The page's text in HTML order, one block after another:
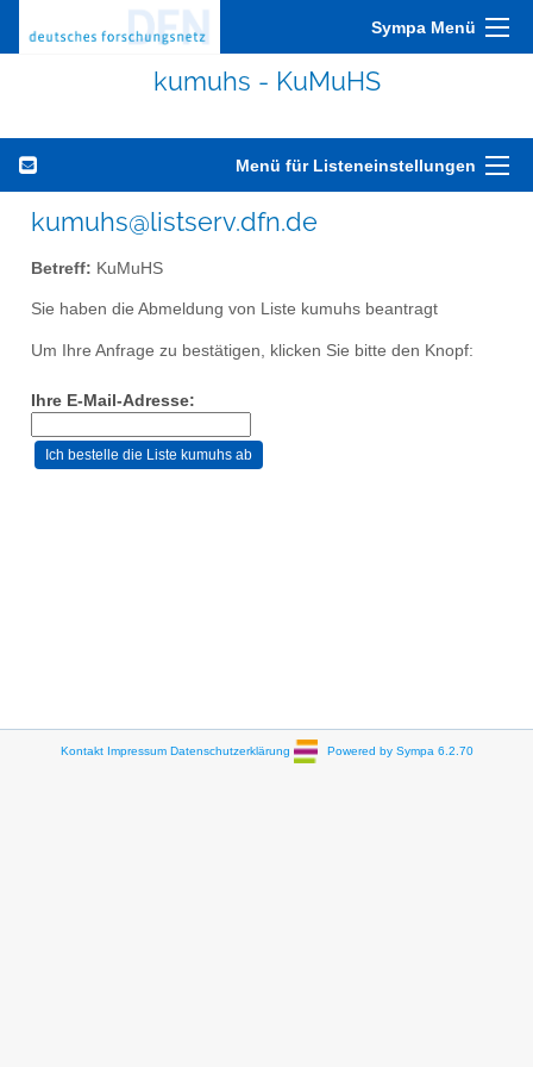
Sympa Menü
kumuhs - KuMuHS
Menü für Listeneinstellungen
kumuhs@listserv.dfn.de
Betreff: KuMuHS
Sie haben die Abmeldung von Liste kumuhs beantragt
Um Ihre Anfrage zu bestätigen, klicken Sie bitte den Knopf:
Ihre E-Mail-Adresse:
Kontakt Impressum Datenschutzerklärung Powered by Sympa 6.2.70